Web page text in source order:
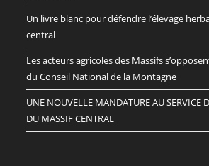
Un livre blanc pour défendre l’élevage
central
Les acteurs agricoles des Massifs
du Conseil National de la Montagne
UNE NOUVELLE MANDATURE AU SERVICE
DU MASSIF CENTRAL